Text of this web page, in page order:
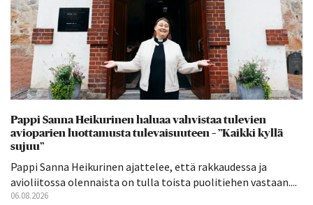
Pappi Sanna Heikurinen haluaa vahvistaa tulevien
avioparien luottamusta tulevaisuuteen – ”Kaikki kyllä
sujuu”
Pappi Sanna Heikurinen ajattelee, että rakkaudessa ja
avioliitossa olennaista on tulla toista puolitiehen vastaan....
06.08.2026